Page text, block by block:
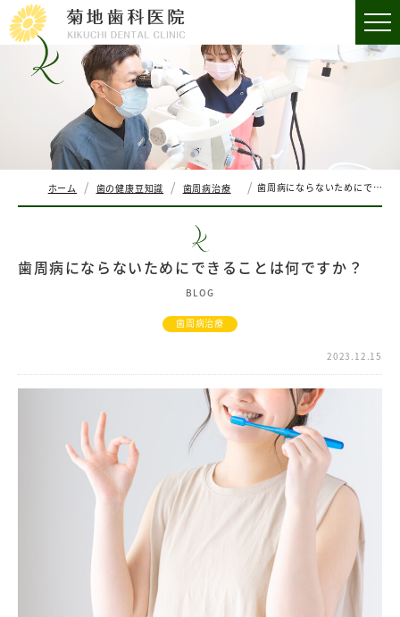
ホーム 歯の健康豆知識 歯周病治療 歯周病にならないためにできることは何ですか？
歯周病にならないためにできることは何ですか？
BLOG
歯周病治療
2023.12.15